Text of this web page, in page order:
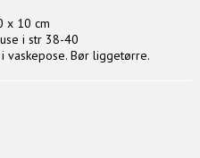
x 10 cm
i str 38-40
vaskepose. Bør liggetørre.